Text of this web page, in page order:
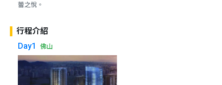
蕾之悅。
行程介紹
Day1
佛山